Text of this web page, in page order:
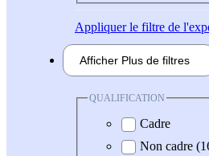
Appliquerle filtre de
Afficher Plus de filtres
QUALIFICATION
Cadre
Non cadre